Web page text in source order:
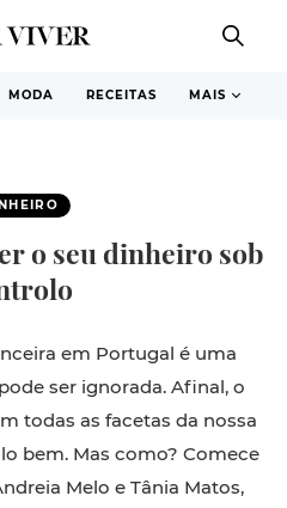
MODA RECEITAS MAIS
o seu dinheiro sob
em Portugal é uma
ser ignorada. Afinal, o
todas as facetas da nossa
bem. Mas como? Comece
Melo e Tânia Matos,